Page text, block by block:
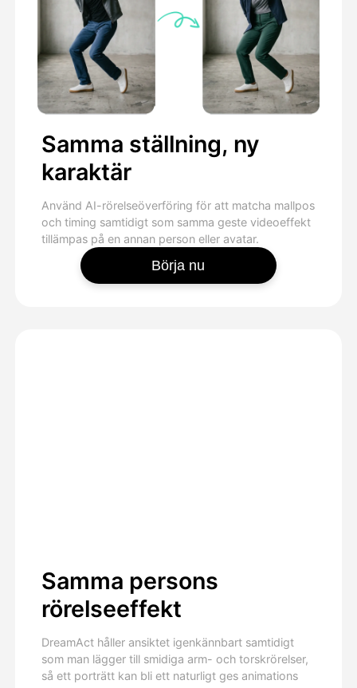
Samma ställning, ny
karaktär
Använd AI-rörelseöverföring för att matcha mallpos
och timing samtidigt som samma geste videoeffekt
tillämpas på en annan person eller avatar.
Börja nu
Samma persons
rörelseeffekt
DreamAct håller ansiktet igenkännbart samtidigt
som man lägger till smidiga arm- och torskrörelser,
så ett porträtt kan bli ett naturligt ges animations